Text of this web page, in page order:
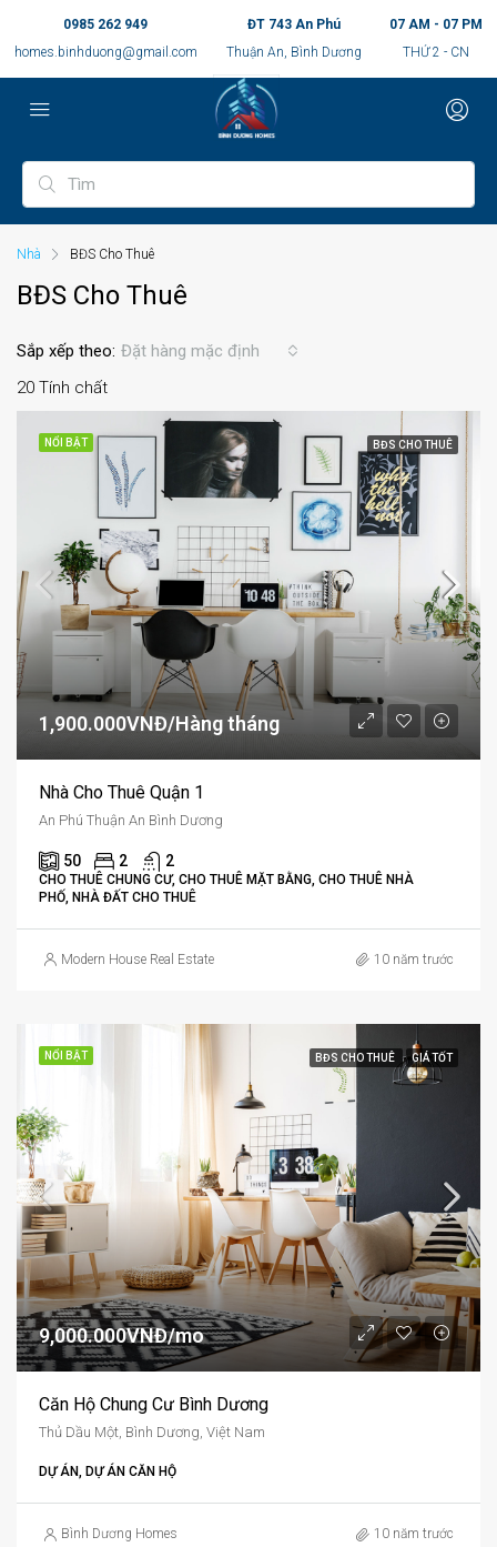
0985 262 949
homes.binhduong@gmail.com
ĐT 743 An Phú
Thuận An, Bình Dương
07 AM - 07 PM
THỨ 2 - CN
Nhà BĐS Cho Thuê
BĐS Cho Thuê
20 Tính chất
Sắp xếp theo: Đặt hàng mặc định
NỔI BẬT BĐS CHO THUÊ
1,900.000VNĐ/Hàng tháng
Nhà Cho Thuê Quận 1
An Phú Thuận An Bình Dương
50 2 2
CHO THUÊ CHUNG CƯ, CHO THUÊ MẶT BẰNG, CHO THUÊ NHÀ
PHỐ, NHÀ ĐẤT CHO THUÊ
Modern House Real Estate 10 năm trước
NỔI BẬT BĐS CHO THUÊ GIÁ TỐT
9,000.000VNĐ/mo
Căn Hộ Chung Cư Bình Dương
Thủ Dầu Một, Bình Dương, Việt Nam
DỰ ÁN, DỰ ÁN CĂN HỘ
Bình Dương Homes 10 năm trước